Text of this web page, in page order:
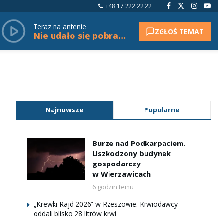
+48 17 222 22 22
Teraz na antenie
Nie udało się pobrać tytułu. ZGŁOŚ TEMAT
Najnowsze Popularne
Burze nad Podkarpaciem.
Uszkodzony budynek
gospodarczy
w Wierzawicach
6 godzin temu
„Krewki Rajd 2026” w Rzeszowie. Krwiodawcy
oddali blisko 28 litrów krwi